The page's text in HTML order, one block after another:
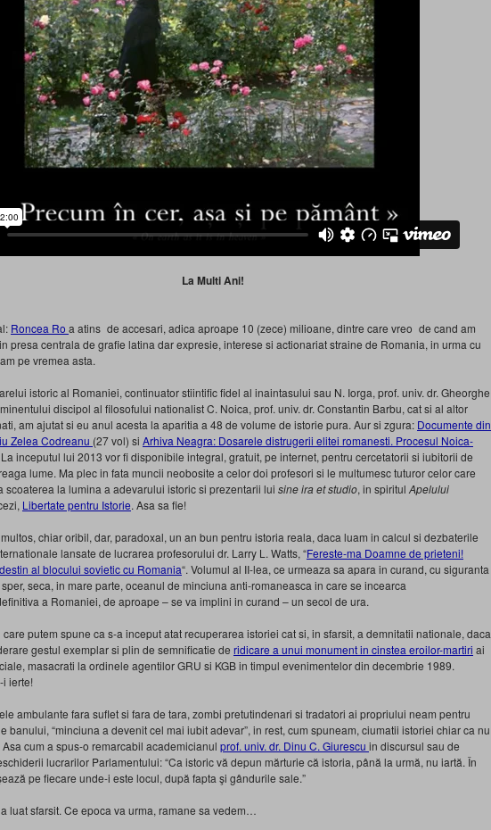
La Multi Ani!
Roncea Ro a atins de accesari, adica aproape 10 (zece) milioane, dintre care vreo de cand am
presa centrala de grafie latina dar expresie, interese si actionariat straine de Romania, in urma cu
pe vremea asta.
istoric al Romaniei, continuator stiintific fidel al inaintasului sau N. Iorga, prof. univ. dr. Gheorghe
discipol al filosofului nationalist C. Noica, prof. univ. dr. Constantin Barbu, cat si al altor
am ajutat si eu anul acesta la aparitia a 48 de volume de istorie pura. Aur si zgura: Documente din
Zelea Codreanu (27 vol) si Arhiva Neagra: Dosarele distrugerii elitei romanesti. Procesul Noica-
inceputul lui 2013 vor fi disponibile integral, gratuit, pe internet, pentru cercetatorii si iubitorii de
lume. Ma plec in fata muncii neobosite a celor doi profesori si le multumesc tuturor celor care
scoaterea la lumina a adevarului istoric si prezentarii lui sine ira et studio, in spiritul Apelului
Libertate pentru Istorie. Asa sa fie!
chiar oribil, dar, paradoxal, un an bun pentru istoria reala, daca luam in calcul si dezbaterile
lansate de lucrarea profesorului dr. Larry L. Watts, “Fereste-ma Doamne de prieteni!
al blocului sovietic cu Romania“. Volumul al II-lea, ce urmeaza sa apara in curand, cu siguranta
seca, in mare parte, oceanul de minciuna anti-romaneasca in care se incearca
a Romaniei, de aproape – se va implini in curand – un secol de ura.
care putem spune ca s-a inceput atat recuperarea istoriei cat si, in sfarsit, a demnitatii nationale, daca
gestul exemplar si plin de semnificatie de ridicare a unui monument in cinstea eroilor-martiri ai
masacrati la ordinele agentilor GRU si KGB in timpul evenimentelor din decembrie 1989.
i ierte!
ambulante fara suflet si fara de tara, zombi pretutindenari si tradatori ai propriului neam pentru
banului, “minciuna a devenit cel mai iubit adevar”, in rest, cum spuneam, ciumatii istoriei chiar ca nu
cum a spus-o remarcabil academicianul prof. univ. dr. Dinu C. Giurescu in discursul sau de
lucrarilor Parlamentului: “Ca istoric vă depun mărturie că istoria, până la urmă, nu iartă. În
pe fiecare unde-i este locul, după fapta şi gândurile sale.”
luat sfarsit. Ce epoca va urma, ramane sa vedem…